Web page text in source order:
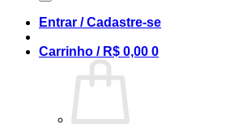
Entrar / Cadastre-se
Carrinho / R$ 0,00 0